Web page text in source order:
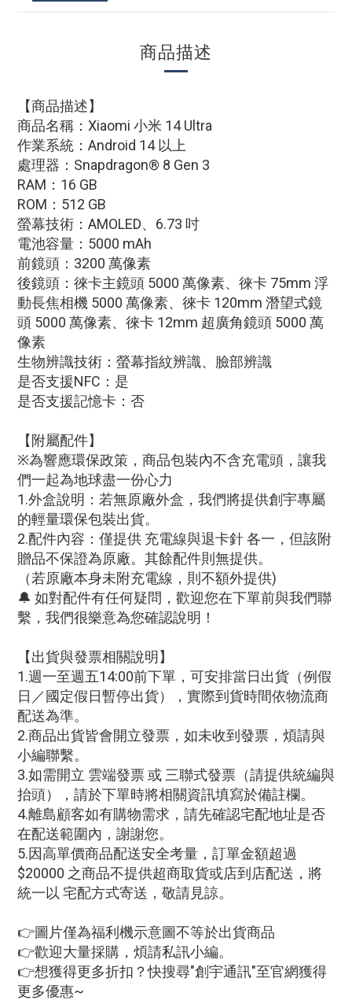
商品描述
【商品描述】
商品名稱：Xiaomi 小米 14 Ultra
作業系統：Android 14 以上
處理器：Snapdragon® 8 Gen 3
RAM：16 GB
ROM：512 GB
螢幕技術：AMOLED、 6.73 吋
電池容量：5000 mAh
前鏡頭：3200 萬像素
後鏡頭：徠卡主鏡頭 5000 萬像素、徠卡 75mm 浮
動長焦相機 5000 萬像素、徠卡 120mm 潛望式鏡
頭 5000 萬像素、徠卡 12mm 超廣角鏡頭 5000 萬
像素
生物辨識技術：螢幕指紋辨識、臉部辨識
是否支援NFC：是
是否支援記憶卡：否
【附屬配件】
※為響應環保政策，商品包裝內不含充電頭，讓我
們一起為地球盡一份心力
1.外盒說明：若無原廠外盒，我們將提供創宇專屬
的輕量環保包裝出貨。
2.配件內容：僅提供 充電線與退卡針 各一，但該附
贈品不保證為原廠。其餘配件則無提供。
（若原廠本身未附充電線，則不額外提供)
🔔 如對配件有任何疑問，歡迎您在下單前與我們聯
繫，我們很樂意為您確認說明！
【出貨與發票相關說明】
1.週一至週五14:00前下單，可安排當日出貨（例假
日／國定假日暫停出貨），實際到貨時間依物流商
配送為準。
2.商品出貨皆會開立發票，如未收到發票，煩請與
小編聯繫。
3.如需開立 雲端發票 或 三聯式發票（請提供統編與
抬頭），請於下單時將相關資訊填寫於備註欄。
4.離島顧客如有購物需求，請先確認宅配地址是否
在配送範圍內，謝謝您。
5.因高單價商品配送安全考量，訂單金額超過
$20000 之商品不提供超商取貨或店到店配送，將
統一以 宅配方式寄送，敬請見諒。
👉圖片僅為福利機示意圖不等於出貨商品
👉歡迎大量採購，煩請私訊小編。
👉想獲得更多折扣？快搜尋"創宇通訊"至官網獲得
更多優惠~